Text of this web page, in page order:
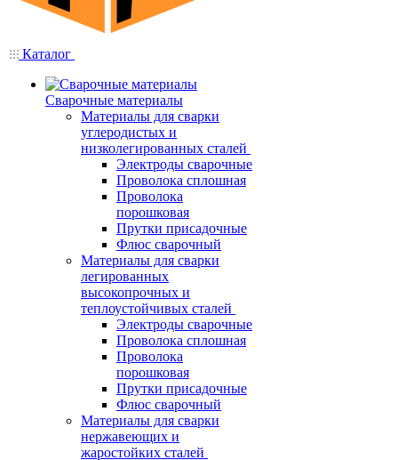
Каталог
Сварочные материалы
Материалы для сварки
углеродистых и
низколегированных сталей
Электроды сварочные
Проволока сплошная
Проволока
порошковая
Прутки присадочные
Флюс сварочный
Материалы для сварки
легированных
высокопрочных и
теплоустойчивых сталей
Электроды сварочные
Проволока сплошная
Проволока
порошковая
Прутки присадочные
Флюс сварочный
Материалы для сварки
нержавеющих и
жаростойких сталей